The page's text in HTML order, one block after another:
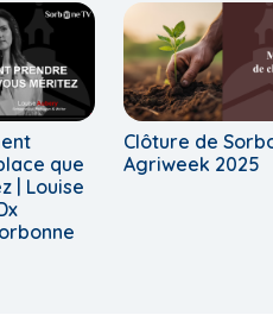
que
| Louise
Clôture de
Agriweek 2025